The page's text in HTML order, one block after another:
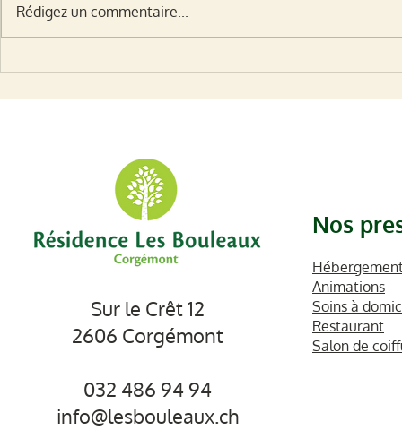
Rédigez un commentaire...
Sur le Crêt 12
2606 Corgémont
032 486 94 94
info@lesbouleaux.ch
Nos
Animations
Soins à
Restaurant
Salon de